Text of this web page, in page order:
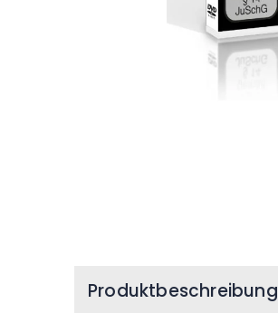
derProduktbeschreibung